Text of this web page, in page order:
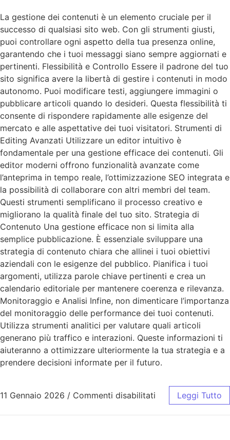
La gestione dei contenuti è un elemento cruciale per il
successo di qualsiasi sito web. Con gli strumenti giusti,
puoi controllare ogni aspetto della tua presenza online,
garantendo che i tuoi messaggi siano sempre aggiornati e
pertinenti. Flessibilità e Controllo Essere il padrone del tuo
sito significa avere la libertà di gestire i contenuti in modo
autonomo. Puoi modificare testi, aggiungere immagini o
pubblicare articoli quando lo desideri. Questa flessibilità ti
consente di rispondere rapidamente alle esigenze del
mercato e alle aspettative dei tuoi visitatori. Strumenti di
Editing Avanzati Utilizzare un editor intuitivo è
fondamentale per una gestione efficace dei contenuti. Gli
editor moderni offrono funzionalità avanzate come
l’anteprima in tempo reale, l’ottimizzazione SEO integrata e
la possibilità di collaborare con altri membri del team.
Questi strumenti semplificano il processo creativo e
migliorano la qualità finale del tuo sito. Strategia di
Contenuto Una gestione efficace non si limita alla
semplice pubblicazione. È essenziale sviluppare una
strategia di contenuto chiara che allinei i tuoi obiettivi
aziendali con le esigenze del pubblico. Pianifica i tuoi
argomenti, utilizza parole chiave pertinenti e crea un
calendario editoriale per mantenere coerenza e rilevanza.
Monitoraggio e Analisi Infine, non dimenticare l’importanza
del monitoraggio delle performance dei tuoi contenuti.
Utilizza strumenti analitici per valutare quali articoli
generano più traffico e interazioni. Queste informazioni ti
aiuteranno a ottimizzare ulteriormente la tua strategia e a
prendere decisioni informate per il futuro.
11 Gennaio 2026 / Commenti disabilitati Leggi Tutto